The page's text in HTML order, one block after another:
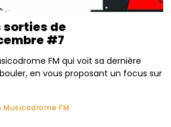
sorties de
#7
FM qui voit sa dernière
en vous proposant un focus sur
Musicodrome FM